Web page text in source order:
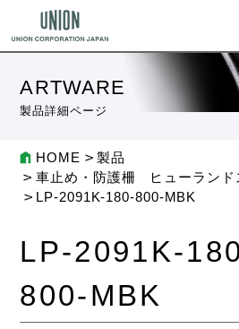
ARTWARE
製品詳細ページ
HOME
製品
車止め・防護柵 ヒューランド
LP-2091K-180-800-MBK
LP-2091K-
800-MBK